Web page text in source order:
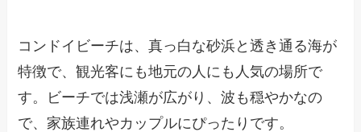
コンドイビーチは、真っ白な砂浜と透き通る海が
特徴で、観光客にも地元の人にも人気の場所で
す。ビーチでは浅瀬が広がり、波も穏やかなの
で、家族連れやカップルにぴったりです。